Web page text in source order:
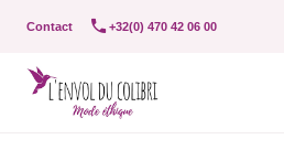
Contact +32(0) 470 42 06 00